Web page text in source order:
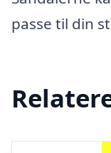
passe til din